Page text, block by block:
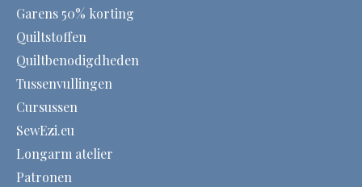
Garens 50% korting
Quiltstoffen
Quiltbenodigdheden
Tussenvullingen
Cursussen
SewEzi.eu
Longarm atelier
Patronen